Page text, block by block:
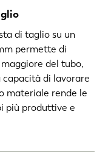
di taglio su un
permette di
del tubo,
di lavorare
materiale rende le
più produttive e